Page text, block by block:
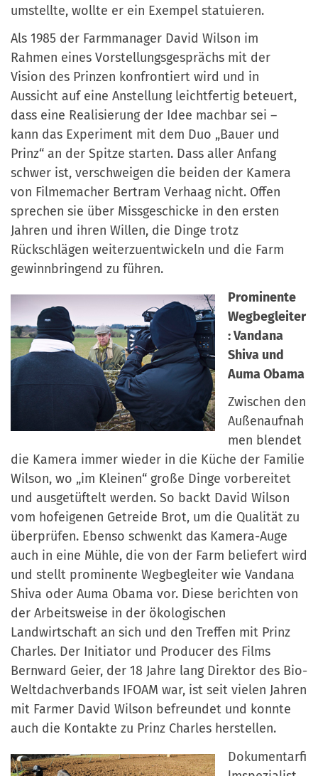
umstellte, wollte er ein Exempel statuieren.
Als 1985 der Farmmanager David Wilson im
Rahmen eines Vorstellungsgesprächs mit der
Vision des Prinzen konfrontiert wird und in
Aussicht auf eine Anstellung leichtfertig beteuert,
dass eine Realisierung der Idee machbar sei –
kann das Experiment mit dem Duo „Bauer und
Prinz“ an der Spitze starten. Dass aller Anfang
schwer ist, verschweigen die beiden der Kamera
von Filmemacher Bertram Verhaag nicht. Offen
sprechen sie über Missgeschicke in den ersten
Jahren und ihren Willen, die Dinge trotz
Rückschlägen weiterzuentwickeln und die Farm
gewinnbringend zu führen.
Prominente
Wegbegleiter
: Vandana
Shiva und
Auma Obama
Zwischen den
Außenaufnah
men blendet
die Kamera immer wieder in die Küche der Familie
Wilson, wo „im Kleinen“ große Dinge vorbereitet
und ausgetüftelt werden. So backt David Wilson
vom hofeigenen Getreide Brot, um die Qualität zu
überprüfen. Ebenso schwenkt das Kamera-Auge
auch in eine Mühle, die von der Farm beliefert wird
und stellt prominente Wegbegleiter wie Vandana
Shiva oder Auma Obama vor. Diese berichten von
der Arbeitsweise in der ökologischen
Landwirtschaft an sich und den Treffen mit Prinz
Charles. Der Initiator und Producer des Films
Bernward Geier, der 18 Jahre lang Direktor des Bio-
Weltdachverbands IFOAM war, ist seit vielen Jahren
mit Farmer David Wilson befreundet und konnte
auch die Kontakte zu Prinz Charles herstellen.
Dokumentarfi